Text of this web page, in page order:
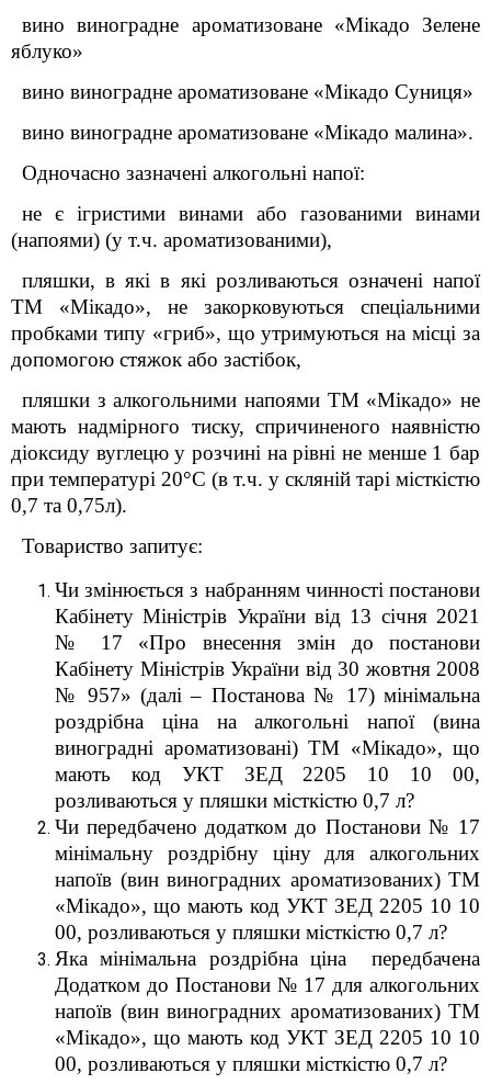
вино виноградне ароматизоване «Мікадо Зелене
яблуко»
вино виноградне ароматизоване «Мікадо Суниця»
вино виноградне ароматизоване «Мікадо малина».
Одночасно зазначені алкогольні напої:
не є ігристими винами або газованими винами
(напоями) (у т.ч. ароматизованими),
пляшки, в які в які розливаються означені напої
ТМ «Мікадо», не закорковуються спеціальними
пробками типу «гриб», що утримуються на місці за
допомогою стяжок або застібок,
пляшки з алкогольними напоями ТМ «Мікадо» не
мають надмірного тиску, спричиненого наявністю
діоксиду вуглецю у розчині на рівні не менше 1 бар
при температурі 20°С (в т.ч. у скляній тарі місткістю
0,7 та 0,75л).
Товариство запитує:
Чи змінюється з набранням чинності постанови
Кабінету Міністрів України від 13 січня 2021
№ 17 «Про внесення змін до постанови
Кабінету Міністрів України від 30 жовтня 2008
№ 957» (далі – Постанова № 17) мінімальна
роздрібна ціна на алкогольні напої (вина
виноградні ароматизовані) ТМ «Мікадо», що
мають код УКТ ЗЕД 2205 10 10 00,
розливаються у пляшки місткістю 0,7 л?
Чи передбачено додатком до Постанови № 17
мінімальну роздрібну ціну для алкогольних
напоїв (вин виноградних ароматизованих) ТМ
«Мікадо», що мають код УКТ ЗЕД 2205 10 10
00, розливаються у пляшки місткістю 0,7 л?
Яка мінімальна роздрібна ціна передбачена
Додатком до Постанови № 17 для алкогольних
напоїв (вин виноградних ароматизованих) ТМ
«Мікадо», що мають код УКТ ЗЕД 2205 10 10
00, розливаються у пляшки місткістю 0,7 л?